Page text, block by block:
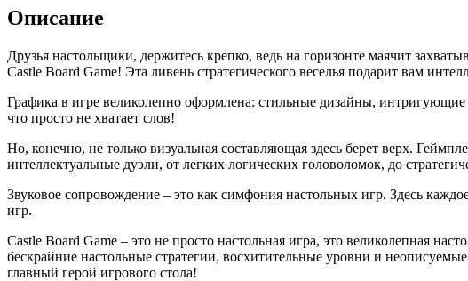
Описание
Друзья настольщики, держитесь крепко, ведь на горизонте маячит
Castle Board Game! Эта ливень стратегического веселья подарит вам
Графика в игре великолепно оформлена: стильные дизайны, интригующие
что просто не хватает слов!
Но, конечно, не только визуальная составляющая здесь берет верх.
интеллектуальные дуэли, от легких логических головоломок, до
Звуковое сопровождение – это как симфония настольных игр. Здесь
игр.
Castle Board Game – это не просто настольная игра, это великолепная
бескрайние настольные стратегии, восхитительные уровни и
главный герой игрового стола!